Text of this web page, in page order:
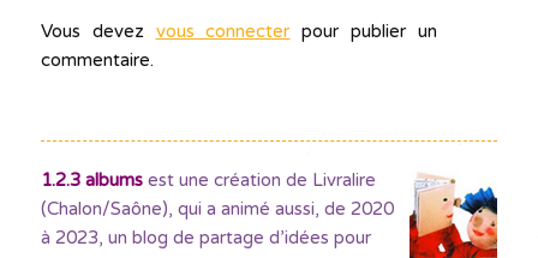
Vous devez vous connecter pour publier un
commentaire.
1.2.3 albumsest une création de Livralire
(Chalon/Saône), qui a animé aussi, de 2020
à 2023, un blog de partage d’idées pour